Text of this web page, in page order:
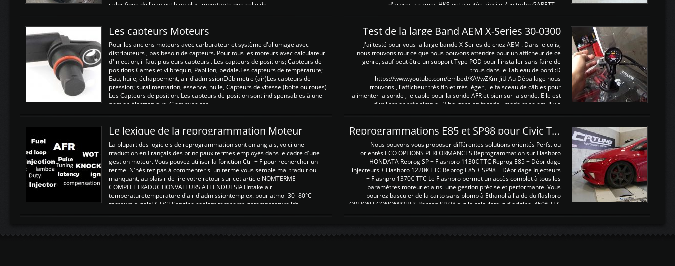
calorifique de l'eau est bien plus importante que celle de ...
d'arbres a cames HKS est ajoutée ainsi qu'un turbo GARETT ...
Les capteurs Moteurs
Pour les anciens moteurs avec carburateur et système d'allumage avec
distributeurs , pas besoin de capteurs. Pour tous les moteurs avec calculateur
d'injection, il faut plusieurs capteurs . Les capteurs de positions; Capteurs de
positions Cames et vilbrequin, Papillon, pedale.Les capteurs de température;
Eau, huile, échappement, air d'admissionDébimetre (air)Les capteurs de
pression; suralimentation, essence, huile, Capteurs de vitesse (boite ou roues)
Les Capteurs de position. Les capteurs de position sont indispensables à une
gestion électronique. C'est avec ces ...
Test de la large Band AEM X-Series 30-0300
J'ai testé pour vous la large bande X-Series de chez AEM . Dans le colis,
nous trouvons tout ce que nous pouvons attendre pour un afficheur de ce
genre, sauf peut être un support Type POD pour l'installer sans faire de
trous dans le Tableau de bord :D
https://www.youtube.com/embed/KAVwZKm-JiU Au Déballage nous
trouvons , l'afficheur très fin et très léger , le faisceau de câbles pour
alimenter la sonde , le cable pour la sonde AFR et bien sur la sonde. Elle est
d'utilisation très simple , 2 boutons en façade , mode et select. Il y a
Le lexique de la reprogrammation Moteur
La plupart des logiciels de reprogrammation sont en anglais, voici une
traduction en Français des principaux termes employés dans le cadre d'une
gestion moteur. Vous pouvez utiliser la fonction Ctrl + F pour rechercher un
terme N'hésitez pas à commenter si un terme vous semble mal traduit ou
manquant, au plaisir de lire votre retour sur cet article NOMTERME
COMPLETTRADUCTIONVALEURS ATTENDUESIATIntake air
temperaturetemperature d'air d'admissiontemp ex. pour atmo -30- 80°C
moteurs suralsECT/CTSengine coolant temperaturetemperature ldr
Reprogrammations E85 et SP98 pour Civic Type R FN2
Nous pouvons vous proposer différentes solutions orientés Perfs. ou
orientés ECO OPTIONS PERFORMANCES Reprogrammation sur Flashpro
HONDATA Reprog SP + Flashpro 1130€ TTC Reprog E85 + Débridage
injecteurs + Flashpro 1220€ TTC Reprog E85 + SP98 + Débridage Injecteurs
+ Flashpro 1370€ TTC Le Flashpro permet un accès complet à tous les
paramètres moteur et ainsi une gestion précise et performante. Vous
pourrez basculer de la carto sans plomb à Ethanol à l'aide du flashpro
OPTION ECONOMIQUES Reprog SP 98 sur le calculateur d'origine 450€ TTC